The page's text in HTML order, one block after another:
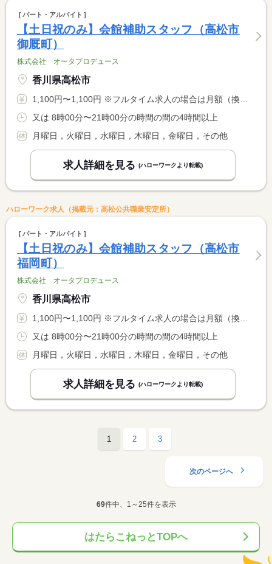
パート・アルバイト
【土日祝のみ】会館補助スタッフ（高松市
御厩町）
株式会社 オータプロデュース
香川県高松市
1,100円〜1,100円 ※フルタイム求人の場合は月額（換算額）、パート求人の場合は時間額を表示しています。
又は 8時00分〜21時00分の時間の間の4時間以上
月曜日，火曜日，水曜日，木曜日，金曜日，その他
求人詳細を見る (ハローワークより転載)
ハローワーク求人（掲載元：高松公共職業安定所）
パート・アルバイト
【土日祝のみ】会館補助スタッフ（高松市
福岡町）
株式会社 オータプロデュース
香川県高松市
1,100円〜1,100円 ※フルタイム求人の場合は月額（換算額）、パート求人の場合は時間額を表示しています。
又は 8時00分〜21時00分の時間の間の4時間以上
月曜日，火曜日，水曜日，木曜日，金曜日，その他
求人詳細を見る (ハローワークより転載)
1 2 3
次のページへ
69件中、1～25件を表示
はたらこねっとTOPへ